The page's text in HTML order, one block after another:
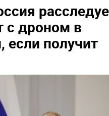
с дроном в
получит